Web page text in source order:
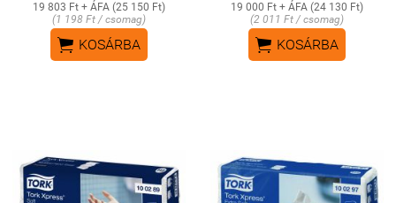
19 803 Ft + ÁFA (25 150 Ft)
(1 198 Ft / csomag)
 KOSÁRBA
19 000 Ft + ÁFA (24 130 Ft)
(2 011 Ft / csomag)
 KOSÁRBA